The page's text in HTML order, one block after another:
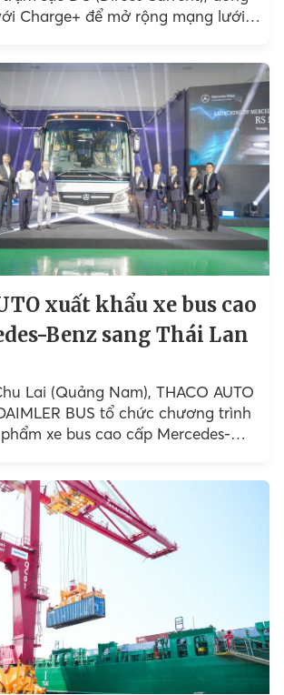
Charge+ để mở rộng mạng lưới
xuất khẩu xe bus cao
Benz sang Thái Lan
Lai (Quảng Nam), THACO AUTO
BUS tổ chức chương trình
xe bus cao cấp Mercedes-